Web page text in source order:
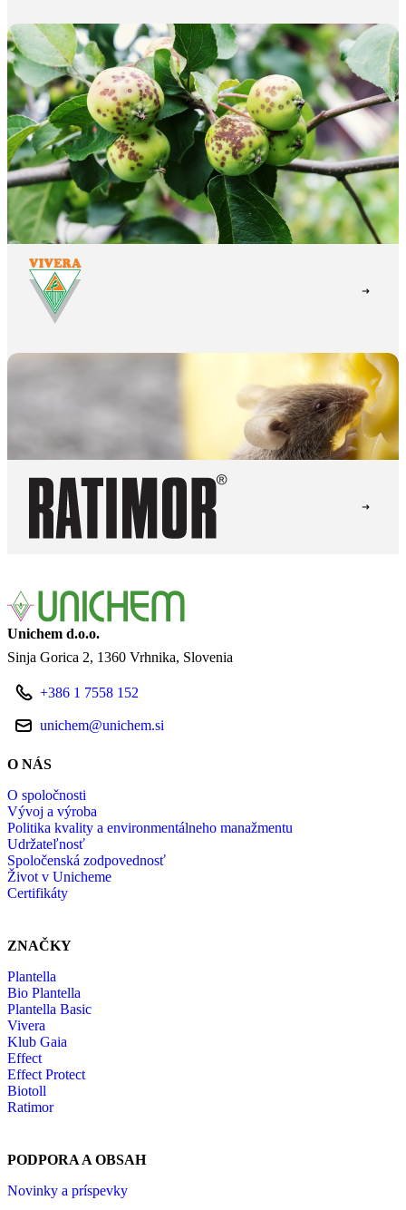
Unichem d.o.o.
Sinja Gorica 2 1360 Vrhnika Slovenia
+386 1 7558 152
unichem@unichem.si
O NÁS
O spoločnosti
Vývoj a výroba
Politika kvality a environmentálneho manažmentu
Udržateľnosť
Spoločenská zodpovednosť
Život v Unicheme
Certifikáty
ZNAČKY
Plantella
Bio Plantella
Plantella Basic
Vivera
Klub Gaia
Effect
Effect Protect
Biotoll
Ratimor
PODPORA A OBSAH
Novinky a príspevky